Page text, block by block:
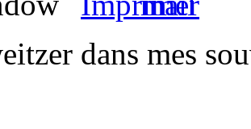
dans mes